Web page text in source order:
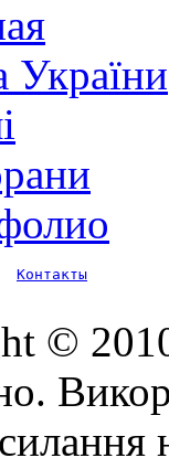
України
Контакты
©